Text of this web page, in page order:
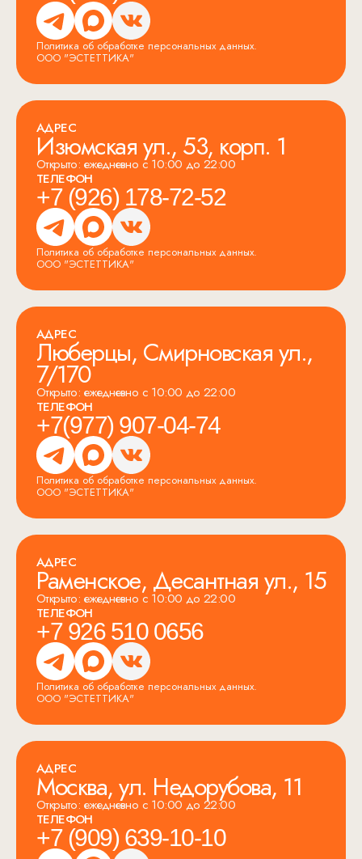
Политика об обработке персональных данных.
ООО "ЭСТЕТТИКА"
АДРЕС
Изюмская ул., 53, корп. 1
Открыто: ежедневно с 10:00 до 22:00
ТЕЛЕФОН
+7 (926) 178-72-52
Политика об обработке персональных данных.
ООО "ЭСТЕТТИКА"
АДРЕС
Люберцы, Смирновская ул.,
7/170
Открыто: ежедневно с 10:00 до 22:00
ТЕЛЕФОН
+7(977) 907-04-74
Политика об обработке персональных данных.
ООО "ЭСТЕТТИКА"
АДРЕС
Раменское, Десантная ул., 15
Открыто: ежедневно с 10:00 до 22:00
ТЕЛЕФОН
+7 926 510 0656
Политика об обработке персональных данных.
ООО "ЭСТЕТТИКА"
АДРЕС
Москва, ул. Недорубова, 11
Открыто: ежедневно с 10:00 до 22:00
ТЕЛЕФОН
+7 (909) 639-10-10